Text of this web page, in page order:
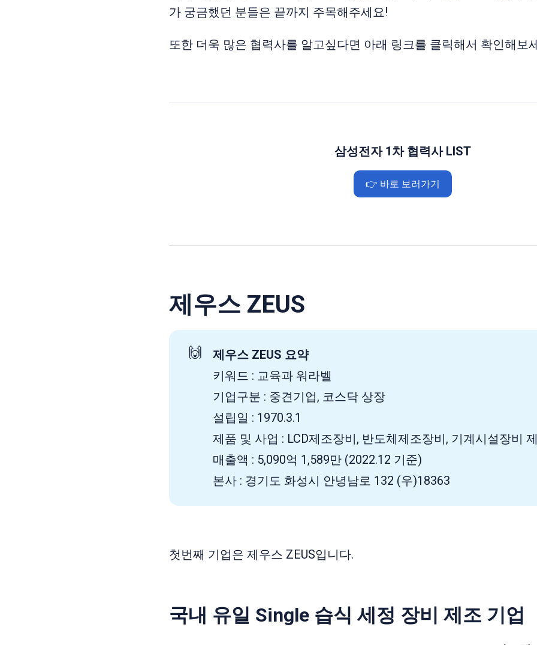
가 궁금했던 분들은 끝까지 주목해주세요!
또한 더욱 많은 협력사를 알고싶다면 아래 링크를 클릭해서 확인해보
삼성전자 1차 협력사 LIST
👉 바로 보러가기
제우스 ZEUS
🙌
제우스 ZEUS 요약
키워드 : 교육과 워라벨
기업구분 : 중견기업, 코스닥 상장
설립일 : 1970.3.1
제품 및 사업 : LCD제조장비, 반도체제조장비, 기계시설장비
매출액 : 5,090억 1,589만 (2022.12 기준)
본사 : 경기도 화성시 안녕남로 132 (우)18363
첫번째 기업은 제우스 ZEUS입니다.
국내 유일 Single 습식 세정 장비 제조 기업